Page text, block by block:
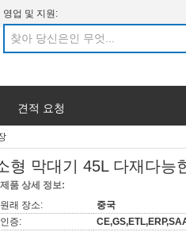
영업 및 지원:
견적 요청
형 막대기 45L 다재다능
제품 상세 정보:
원래 장소:
중국
인증: